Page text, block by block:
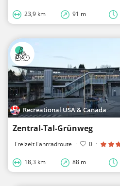
23,9 km 91 m
Recreational USA & Canada
Zentral-Tal-Grünweg
Freizeit Fahrradroute · 0 ·
18,3 km 88 m